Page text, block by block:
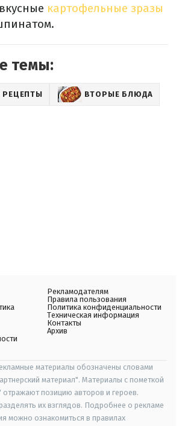
картофельные зразы
темы:
РЕЦЕПТЫ ВТОРЫЕ БЛЮДА
Рекламодателям
Правила пользования
Политика конфиденциальности
Техническая информация
Контакты
Архив
материалы обозначены словами
материал". Материалы с пометкой
отражают позицию авторов и героев.
их взглядов. Подробнее о рекламе
можно ознакомиться в правилах